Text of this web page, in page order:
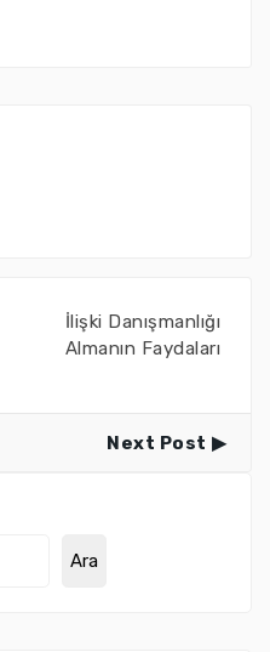
İlişki Danışmanlığı
Almanın Faydaları
Next Post
Ara